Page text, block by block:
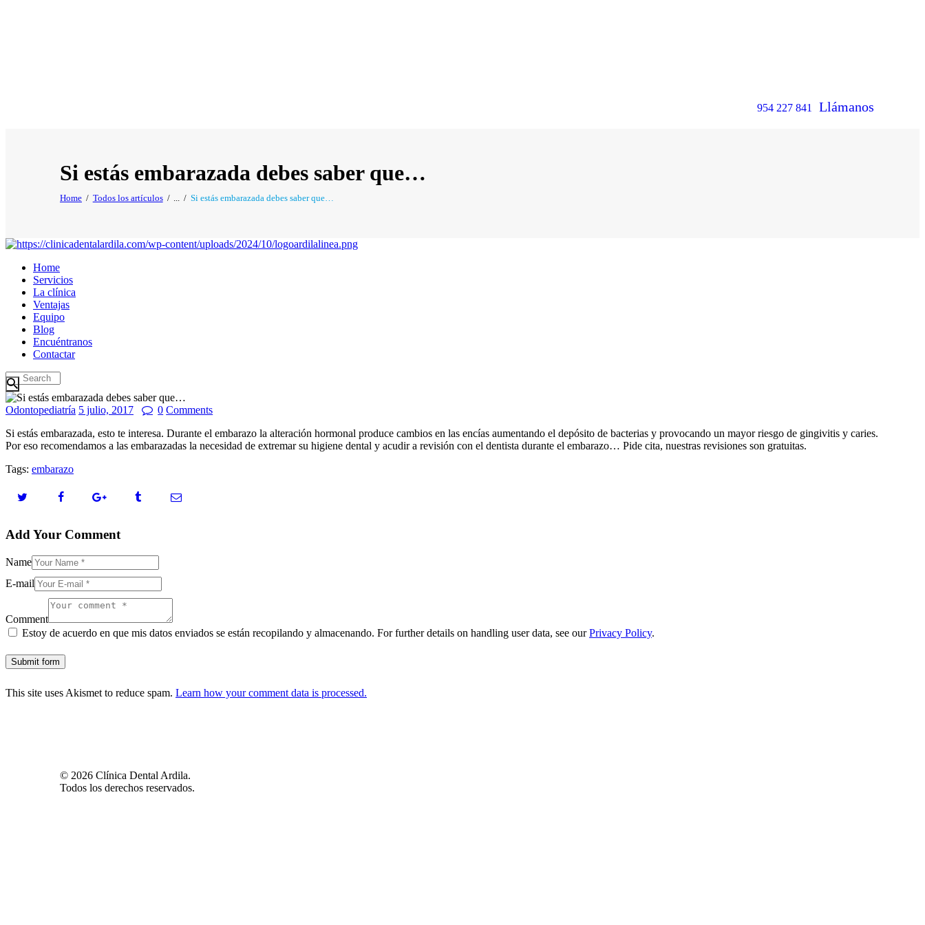
954 227 841 Llámanos
Si estás embarazada debes saber que…
Home Todos los artículos ... Si estás embarazada debes saber que…
Home
Servicios
La clínica
Ventajas
Equipo
Blog
Encuéntranos
Contactar
Odontopediatría 5 julio, 2017 0 Comments
Si estás embarazada, esto te interesa. Durante el embarazo la alteración hormonal produce cambios en las encías aumentando el depósito de bacterias y provocando un mayor riesgo de gingivitis y caries.
Por eso recomendamos a las embarazadas la necesidad de extremar su higiene dental y acudir a revisión con el dentista durante el embarazo… Pide cita, nuestras revisiones son gratuitas.
Tags: embarazo
Add Your Comment
Name
E-mail
Comment
Estoy de acuerdo en que mis datos enviados se están recopilando y almacenando. For further details on handling user data, see ourPrivacy Policy.
This site uses Akismet to reduce spam. Learn how your comment data is processed.
© 2026 Clínica Dental Ardila.
Todos los derechos reservados.